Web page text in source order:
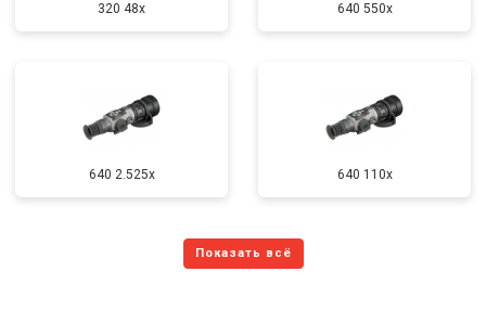
320 48x 640 550x
640 2.525x 640 110x